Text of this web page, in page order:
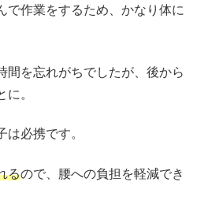
で作業をするため、かなり体に
間を忘れがちでしたが、後から
。
必携です。
るので、腰への負担を軽減でき